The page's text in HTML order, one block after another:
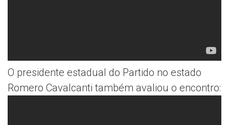
O presidente estadual do Partido no estado
Romero Cavalcanti também avaliou o encontro: